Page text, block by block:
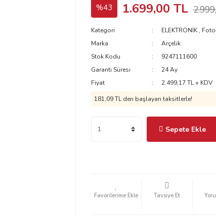
%43 1.699,00 TL
Kategori ELEKTRONİK ,
Marka
Arçelik
Stok Kodu
9247111600
Garanti Süresi
24 Ay
Fiyat
2.499,17 TL + KDV
181,09 TLden başlayan taksitlerle!
Sepete Ekle
Tavsiye Et